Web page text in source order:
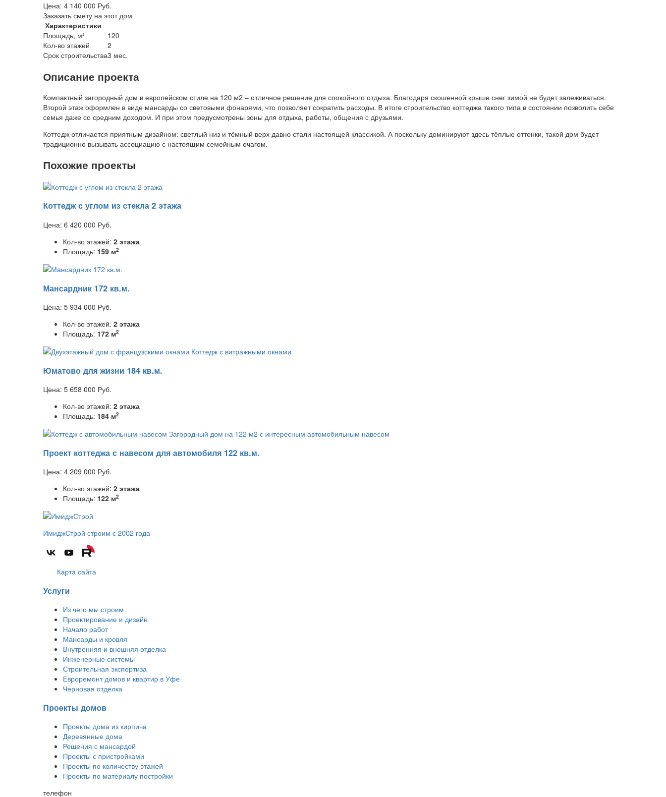
Цена: 4 140 000 Руб.
Заказать смету на этот дом
Характеристики
Площадь, м²
120
Кол-во этажей
2
Срок строительства3 мес.
Описание проекта
Компактный загородный дом в европейском стиле на 120 м2 – отличное решение для спокойного отдыха. Благодаря скошенной крыше снег зимой не будет залеживаться.
Второй этаж оформлен в виде мансарды со световыми фонарями, что позволяет сократить расходы. В итоге строительство коттеджа такого типа в состоянии позволить себе
семья даже со средним доходом. И при этом предусмотрены зоны для отдыха, работы, общения с друзьями.
Коттедж отличается приятным дизайном: светлый низ и тёмный верх давно стали настоящей классикой. А поскольку доминируют здесь тёплые оттенки, такой дом будет
традиционно вызывать ассоциацию с настоящим семейным очагом.
Похожие проекты
Коттедж с углом из стекла 2 этажа
Цена: 6 420 000 Руб.
Кол-во этажей: 2 этажа
Площадь: 159 м2
Мансардник 172 кв.м.
Цена: 5 934 000 Руб.
Кол-во этажей: 2 этажа
Площадь: 172 м2
Юматово для жизни 184 кв.м.
Цена: 5 658 000 Руб.
Кол-во этажей: 2 этажа
Площадь: 184 м2
Проект коттеджа с навесом для автомобиля 122 кв.м.
Цена: 4 209 000 Руб.
Кол-во этажей: 2 этажа
Площадь: 122 м2
ИмиджСтрой строим с 2002 года
Карта сайта
Услуги
Из чего мы строим
Проектирование и дизайн
Начало работ
Мансарды и кровля
Внутренняя и внешняя отделка
Инженерные системы
Строительная экспертиза
Евроремонт домов и квартир в Уфе
Черновая отделка
Проекты домов
Проекты дома из кирпича
Деревянные дома
Решения с мансардой
Проекты с пристройками
Проекты по количеству этажей
Проекты по материалу постройки
телефон